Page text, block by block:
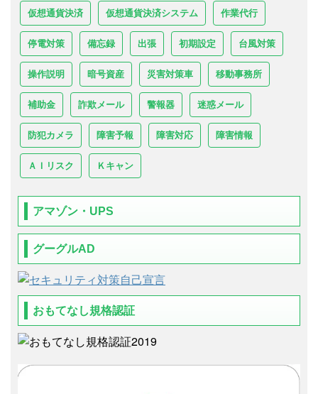
仮想通貨決済 仮想通貨決済システム 作業代行
停電対策 備忘録 出張 初期設定 台風対策
操作説明 暗号資産 災害対策車 移動事務所
補助金 詐欺メール 警報器 迷惑メール
防犯カメラ 障害予報 障害対応 障害情報
ＡＩリスク Ｋキャン
アマゾン・UPS
グーグルAD
おもてなし規格認証